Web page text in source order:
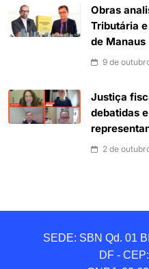
Obras
Tributária
de Manaus
9 de
Justiça
debatidas
2 de
SEDE: SBN Qd. 01
DF -